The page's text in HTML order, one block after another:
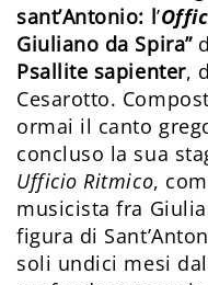
sant’Antonio: l’
Giuliano da Spira”
Psallite sapienter,
Cesarotto.
ormai il canto
concluso la sua
Ufficio Ritmico,
musicista fra
figura di
soli undici mesi